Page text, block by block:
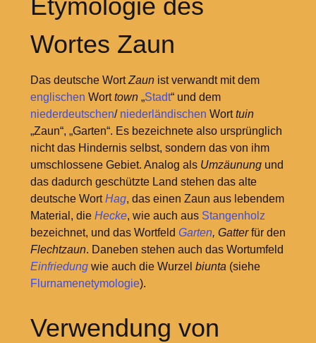
Etymologie des
Wortes Zaun
Das deutsche WortZaunist verwandt mit dem
englischen Worttown„Stadt“ und dem
niederdeutschen/ niederländischen Worttuin
„Zaun“, „Garten“. Es bezeichnete also ursprünglich
nicht das Hindernis selbst, sondern das von ihm
umschlossene Gebiet. Analog als Umzäunungund
das dadurch geschützte Land stehen das alte
deutsche WortHag, das einen Zaun aus lebendem
Material, die Hecke, wie auch aus Stangenholz
bezeichnet, und das Wortfeld Garten, Gatterfür den
Flechtzaun. Daneben stehen auch das Wortumfeld
Einfriedungwie auch die Wurzel biunta (siehe
Flurnamenetymologie).
Verwendung von